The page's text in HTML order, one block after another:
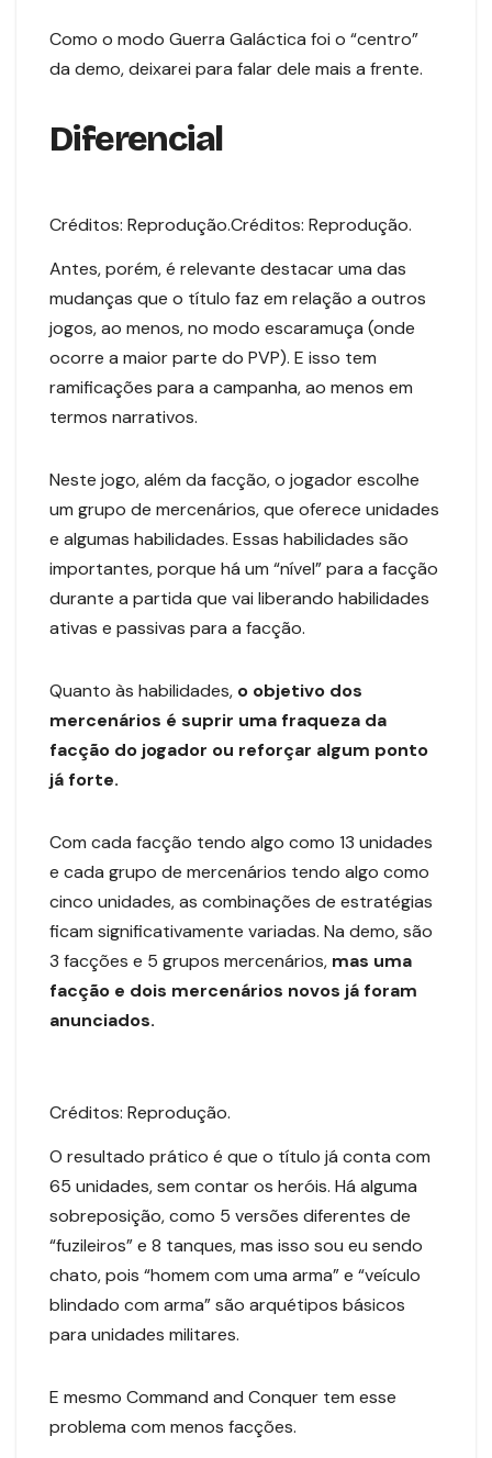
Como o modo Guerra Galáctica foi o “centro”
da demo, deixarei para falar dele mais a frente.
Diferencial
Créditos: Reprodução.Créditos: Reprodução.
Antes, porém, é relevante destacar uma das
mudanças que o título faz em relação a outros
jogos, ao menos, no modo escaramuça (onde
ocorre a maior parte do PVP). E isso tem
ramificações para a campanha, ao menos em
termos narrativos.
Neste jogo, além da facção, o jogador escolhe
um grupo de mercenários, que oferece unidades
e algumas habilidades. Essas habilidades são
importantes, porque há um “nível” para a facção
durante a partida que vai liberando habilidades
ativas e passivas para a facção.
Quanto às habilidades, o objetivo dos
mercenários é suprir uma fraqueza da
facção do jogador ou reforçar algum ponto
já forte.
Com cada facção tendo algo como 13 unidades
e cada grupo de mercenários tendo algo como
cinco unidades, as combinações de estratégias
ficam significativamente variadas. Na demo, são
3 facções e 5 grupos mercenários, mas uma
facção e dois mercenários novos já foram
anunciados.
Créditos: Reprodução.
O resultado prático é que o título já conta com
65 unidades, sem contar os heróis. Há alguma
sobreposição, como 5 versões diferentes de
“fuzileiros” e 8 tanques, mas isso sou eu sendo
chato, pois “homem com uma arma” e “veículo
blindado com arma” são arquétipos básicos
para unidades militares.
E mesmo Command and Conquer tem esse
problema com menos facções.